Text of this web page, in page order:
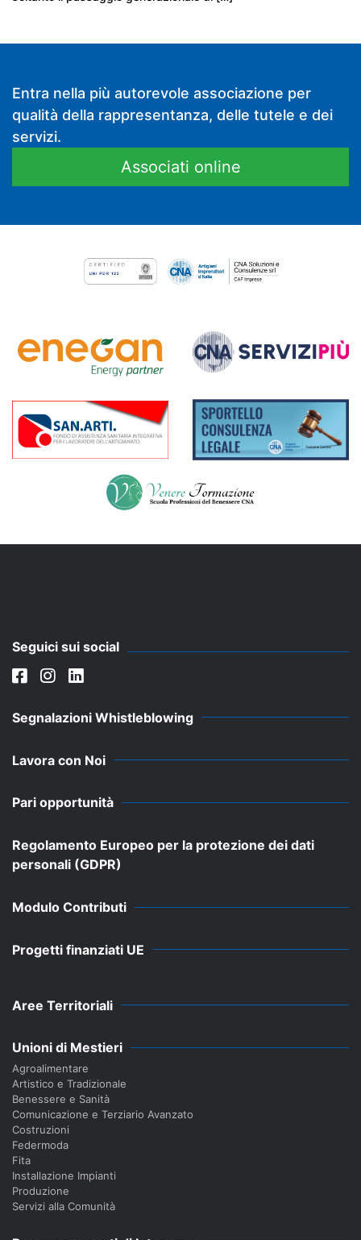
Entra nella più autorevole associazione per
qualità della rappresentanza, delle tutele e dei
servizi.
Associati online
Seguici sui social
Segnalazioni Whistleblowing
Lavora con Noi
Pari opportunità
Regolamento Europeo per la protezione dei dati
personali (GDPR)
Modulo Contributi
Progetti finanziati UE
Aree Territoriali
Unioni di Mestieri
Agroalimentare
Artistico e Tradizionale
Benessere e Sanità
Comunicazione e Terziario Avanzato
Costruzioni
Federmoda
Fita
Installazione Impianti
Produzione
Servizi alla Comunità